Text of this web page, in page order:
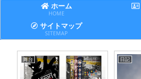
ホーム
HOME
サイトマップ
SITEMAP
舞台 日記